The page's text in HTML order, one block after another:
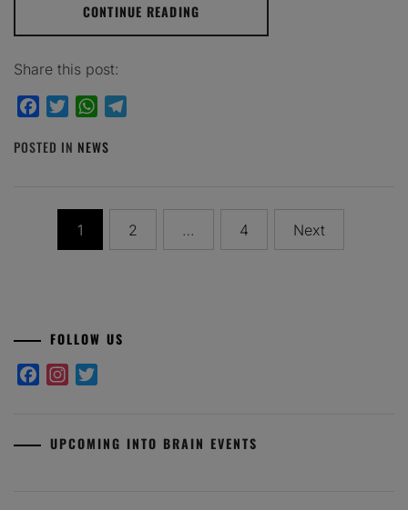
CONTINUE READING
Share this post:
FacebookTwitterWhatsApp
POSTED IN NEWS
pagination
1 2 … 4 Next
FOLLOW US
FacebookInstagram
UPCOMING INTO BRAIN EVENTS